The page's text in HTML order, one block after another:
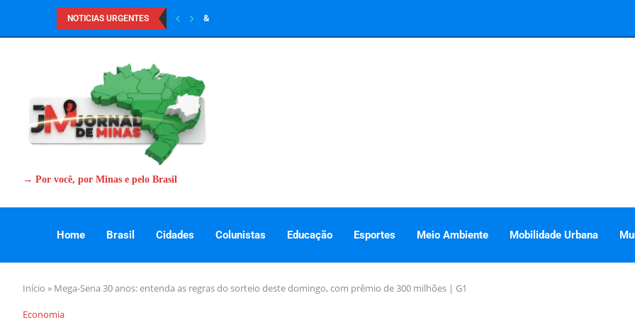
NOTICIAS URGENTES &
→ Por você, por Minas e pelo Brasil
Home Brasil Cidades Colunistas Educação Esportes Meio Ambiente Mobilidade Urbana
Início » Mega-Sena 30 anos: entenda as regras do sorteio deste domingo, com prêmio de 300 milhões | G1
Economia